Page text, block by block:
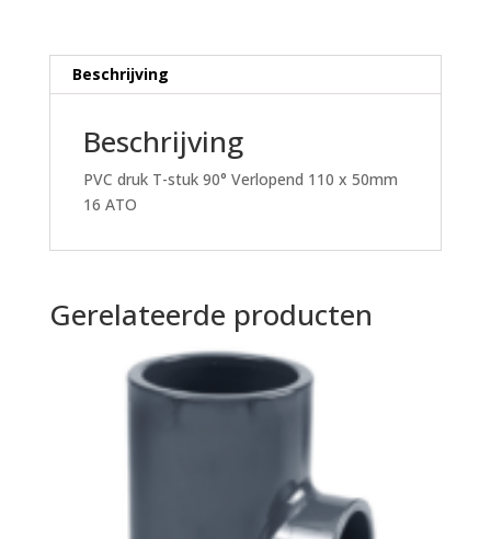
aantal
Beschrijving
Beschrijving
PVC druk T-stuk 90° Verlopend 110 x 50mm
16 ATO
Gerelateerde producten